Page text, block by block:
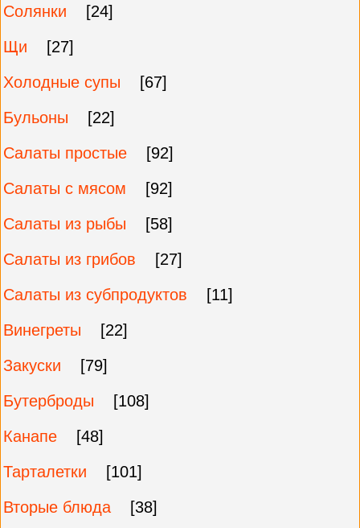
Солянки
[24]
Щи
[27]
Холодные супы
[67]
Бульоны
[22]
Салаты простые
[92]
Салаты с мясом
[92]
Салаты из рыбы
[58]
Салаты из грибов
[27]
Салаты из субпродуктов
[11]
Винегреты
[22]
Закуски
[79]
Бутерброды
[108]
Канапе
[48]
Тарталетки
[101]
Вторые блюда
[38]